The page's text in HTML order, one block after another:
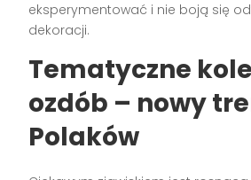
eksperymentować i nie boją się
dekoracji.
Tematyczne
ozdób – nowy
Polaków